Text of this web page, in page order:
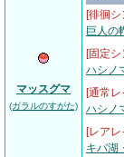
マッスグマ
(ガラルのすがた)
[徘徊
巨人の
[固定
ハシノ
[通常レ
ハシノ
[レアレ
キバ湖